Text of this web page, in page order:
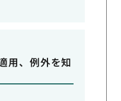
用、例外を知